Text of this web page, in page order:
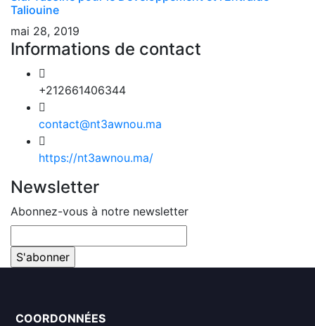
Taliouine
mai 28, 2019
Informations de contact
+212661406344
contact@nt3awnou.ma
https://nt3awnou.ma/
Newsletter
Abonnez-vous à notre newsletter
COORDONNÉES